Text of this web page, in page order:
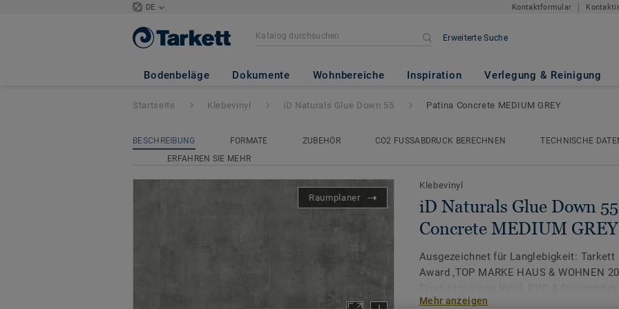
DE Kontaktformular
Erweiterte Suche
Bodenbeläge Dokumente Wohnbereiche Inspiration Verlegung & Reinigung
iD Naturals Glue Down 55 - Patina Concrete
Startseite Klebevinyl iD Naturals Glue Down 55 Patina Concrete MEDIUM GREY
BESCHREIBUNG FORMATE ZUBEHÖR CO2 FUSSABDRUCK BERECHNEN
TECHNISCHE
ERFAHREN SIE MEHR
Raumplaner
Klebevinyl
iD Naturals Glue Down
Concrete MEDIUM GREY
Ausgezeichnet für Langlebigkeit: Tarkett
Award ‚TOP MARKE HAUS & WOHNEN
Mehr anzeigen